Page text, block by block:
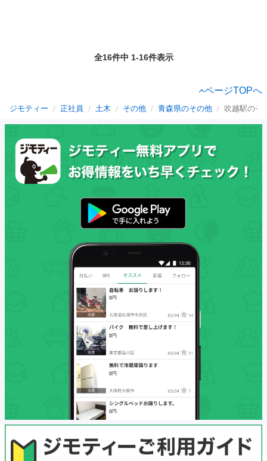
全16件中 1-16件表示
ページTOPへ
ジモティー 正社員 土木 その他 青森県のその他 吹越駅のそ